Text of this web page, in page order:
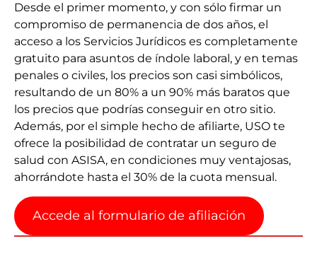
Desde el primer momento, y con sólo firmar un
compromiso de permanencia de dos años, el
acceso a los Servicios Jurídicos es completamente
gratuito para asuntos de índole laboral, y en temas
penales o civiles, los precios son casi simbólicos,
resultando de un 80% a un 90% más baratos que
los precios que podrías conseguir en otro sitio.
Además, por el simple hecho de afiliarte, USO te
ofrece la posibilidad de contratar un seguro de
salud con ASISA, en condiciones muy ventajosas,
ahorrándote hasta el 30% de la cuota mensual.
Accede al formulario de afiliación